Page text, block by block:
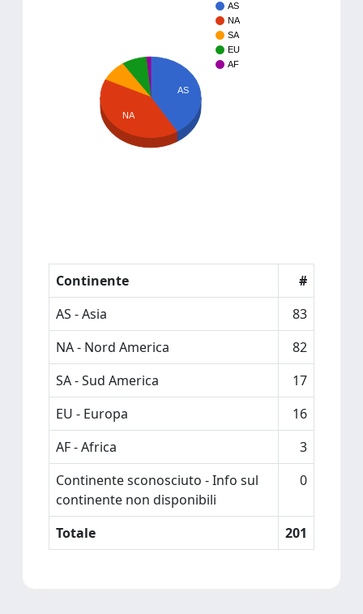
AS
NA
SA
EU
AF
AS
NA
Continente
#
AS - Asia
83
NA - Nord America
82
SA - Sud America
17
EU - Europa
16
AF - Africa
3
Continente sconosciuto - Info sul
continente non disponibili
0
Totale 201